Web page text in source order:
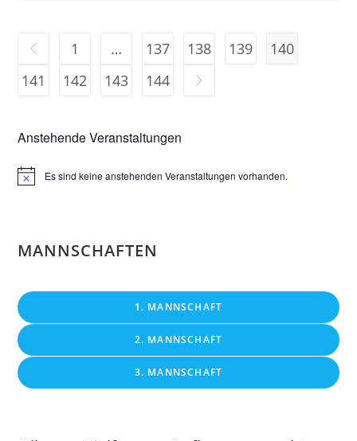
Zur vorherigen Seite
1 … 137 138 139
140
141
142 143 144 Zur nächsten Seite
Anstehende Veranstaltungen
H
i
s
Es sind keine anstehenden Veranstaltungen vorhanden.
MANNSCHAFTEN
1. MANNSCHAFT
2. MANNSCHAFT
3. MANNSCHAFT